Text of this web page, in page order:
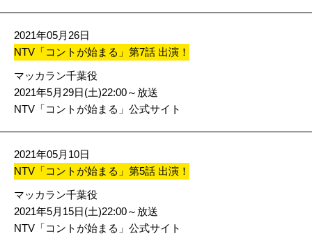
2021年05月26日
NTV「コントが始まる」第7話 出演！
マッカラン千葉役
2021年5月29日(土)22:00～放送
NTV「コントが始まる」公式サイト
2021年05月10日
NTV「コントが始まる」第5話 出演！
マッカラン千葉役
2021年5月15日(土)22:00～放送
NTV「コントが始まる」公式サイト